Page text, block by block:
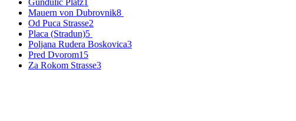
Mauern von Dubrovnik8
Od Puca Strasse2
Placa (Stradun)5
Poljana Rudera Boskovica3
Pred Dvorom15
Za Rokom Strasse3